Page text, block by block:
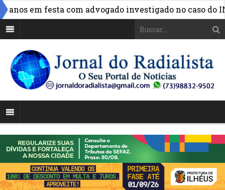
em festa com advogado investigado no caso do INSS